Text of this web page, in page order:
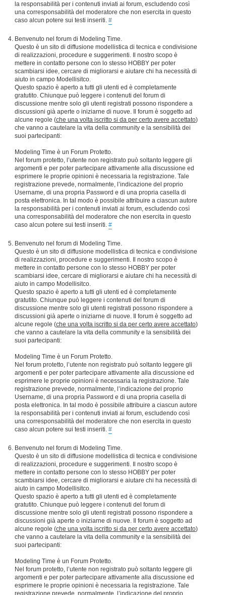
la responsabilità per i contenuti inviati ai forum, escludendo così
una corresponsabilità del moderatore che non esercita in questo
caso alcun potere sui testi inseriti. #
Benvenuto nel forum di Modeling Time.
Questo è un sito di diffusione modellistica di tecnica e condivisione
di realizzazioni, procedure e suggerimenti. Il nostro scopo è
mettere in contatto persone con lo stesso HOBBY per poter
scambiarsi idee, cercare di migliorarsi e aiutare chi ha necessità di
aiuto in campo Modellisitco.
Questo spazio è aperto a tutti gli utenti ed è completamente
gratutito. Chiunque può leggere i contenuti del forum di
discussione mentre solo gli utenti registrati possono rispondere a
discussioni già aperte o iniziarne di nuove. Il forum è soggetto ad
alcune regole (che una volta iscritto si da per certo avere accettato)
che vanno a cautelare la vita della community e la sensibilità dei
suoi partecipanti:
Modeling Time è un Forum Protetto.
Nel forum protetto, l’utente non registrato può soltanto leggere gli
argomenti e per poter partecipare attivamente alla discussione ed
esprimere le proprie opinioni è necessaria la registrazione. Tale
registrazione prevede, normalmente, l’indicazione del proprio
Username, di una propria Password e di una propria casella di
posta elettronica. In tal modo è possibile attribuire a ciascun autore
la responsabilità per i contenuti inviati ai forum, escludendo così
una corresponsabilità del moderatore che non esercita in questo
caso alcun potere sui testi inseriti. #
Benvenuto nel forum di Modeling Time.
Questo è un sito di diffusione modellistica di tecnica e condivisione
di realizzazioni, procedure e suggerimenti. Il nostro scopo è
mettere in contatto persone con lo stesso HOBBY per poter
scambiarsi idee, cercare di migliorarsi e aiutare chi ha necessità di
aiuto in campo Modellisitco.
Questo spazio è aperto a tutti gli utenti ed è completamente
gratutito. Chiunque può leggere i contenuti del forum di
discussione mentre solo gli utenti registrati possono rispondere a
discussioni già aperte o iniziarne di nuove. Il forum è soggetto ad
alcune regole (che una volta iscritto si da per certo avere accettato)
che vanno a cautelare la vita della community e la sensibilità dei
suoi partecipanti:
Modeling Time è un Forum Protetto.
Nel forum protetto, l’utente non registrato può soltanto leggere gli
argomenti e per poter partecipare attivamente alla discussione ed
esprimere le proprie opinioni è necessaria la registrazione. Tale
registrazione prevede, normalmente, l’indicazione del proprio
Username, di una propria Password e di una propria casella di
posta elettronica. In tal modo è possibile attribuire a ciascun autore
la responsabilità per i contenuti inviati ai forum, escludendo così
una corresponsabilità del moderatore che non esercita in questo
caso alcun potere sui testi inseriti. #
Benvenuto nel forum di Modeling Time.
Questo è un sito di diffusione modellistica di tecnica e condivisione
di realizzazioni, procedure e suggerimenti. Il nostro scopo è
mettere in contatto persone con lo stesso HOBBY per poter
scambiarsi idee, cercare di migliorarsi e aiutare chi ha necessità di
aiuto in campo Modellisitco.
Questo spazio è aperto a tutti gli utenti ed è completamente
gratutito. Chiunque può leggere i contenuti del forum di
discussione mentre solo gli utenti registrati possono rispondere a
discussioni già aperte o iniziarne di nuove. Il forum è soggetto ad
alcune regole (che una volta iscritto si da per certo avere accettato)
che vanno a cautelare la vita della community e la sensibilità dei
suoi partecipanti:
Modeling Time è un Forum Protetto.
Nel forum protetto, l’utente non registrato può soltanto leggere gli
argomenti e per poter partecipare attivamente alla discussione ed
esprimere le proprie opinioni è necessaria la registrazione. Tale
registrazione prevede, normalmente, l’indicazione del proprio